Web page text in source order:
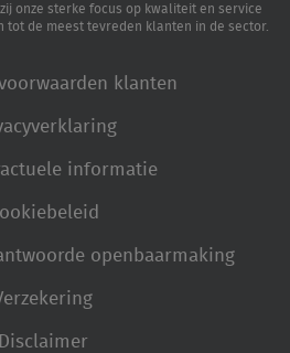
onze sterke focus op kwaliteit en service
tot de meest tevreden klanten in de sector.
klanten
informatie
openbaarmaking
Disclaimer